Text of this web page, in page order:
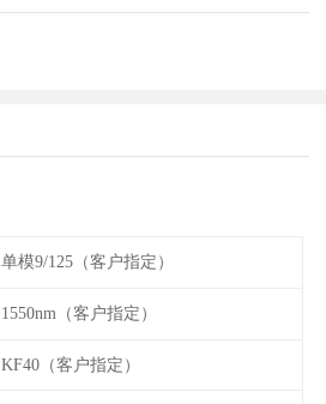
单模9/125（客户指定）
1550nm（客户指定）
KF40（客户指定）